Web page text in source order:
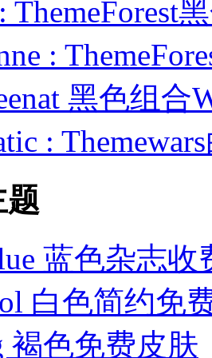
ThemeForest
:
黑色组合
:
题
蓝色杂志收
白色简约免
褐色免费皮肤